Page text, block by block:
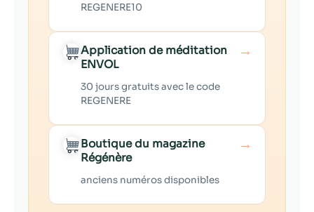
REGENERE10
Application de méditation
ENVOL
30 jours gratuits avec le code
REGENERE
→
Boutique du magazine
Régénère
anciens numéros disponibles
→